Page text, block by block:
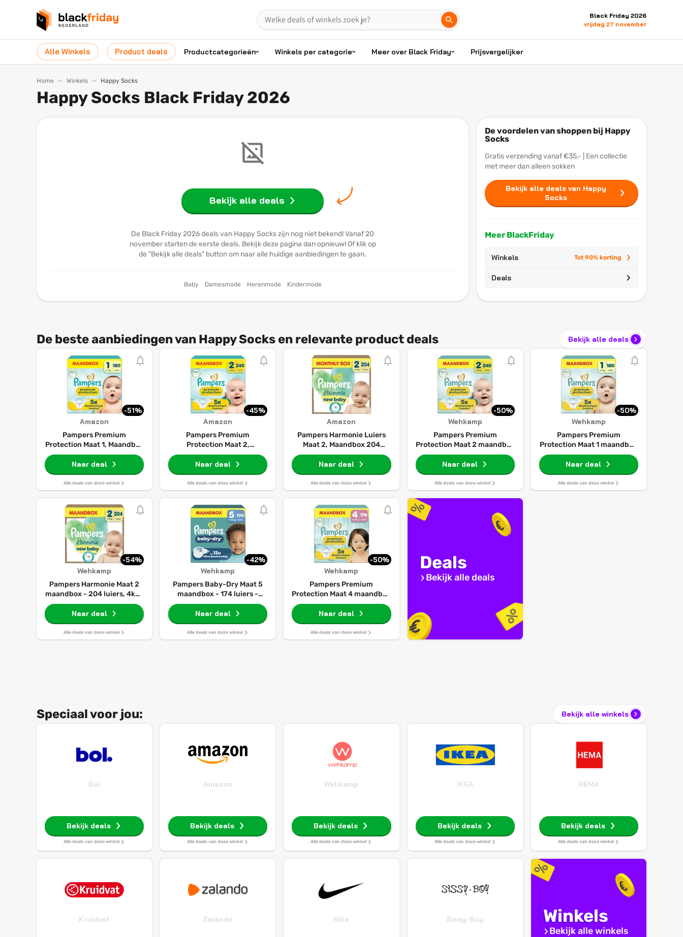
Black Friday 2026
vrijdag 27 november
Alle Winkels Product deals Productcategorieën Winkels per categorie Meer over Black Friday Prijsvergelijker
Home Winkels Happy Socks
Happy Socks Black Friday 2026
Bekijk alle deals
De Black Friday 2026 deals van Happy Socks zijn nog niet bekend! Vanaf 20
november starten de eerste deals. Bekijk deze pagina dan opnieuw! Of klik op
de "Bekijk alle deals" button om naar alle huidige aanbiedingen te gaan.
Baby Damesmode Herenmode Kindermode
De voordelen van shoppen bij Happy
Socks
Gratis verzending vanaf €35,- | Een collectie
met meer dan alleen sokken
Bekijk alle deals van Happy
Socks
Meer BlackFriday
Winkels Tot 90% korting
Deals
De beste aanbiedingen van Happy Socks en relevante product deals Bekijk alle deals
-51%
Amazon
Pampers Premium
Protection Maat 1, Maandbox
180 Luiers, 2-5kg
Naar deal
Alle deals van deze winkel
-45%
Amazon
Pampers Premium
Protection Maat 2,
Maandbox 240 Luiers, 4-8kg
Naar deal
Alle deals van deze winkel
Amazon
Pampers Harmonie Luiers
Maat 2, Maandbox 204
Luiers, 4-8kg
Naar deal
Alle deals van deze winkel
-50%
Wehkamp
Pampers Premium
Protection Maat 2 maandbox
- 240 luiers - 4kg - 8kg
Naar deal
Alle deals van deze winkel
-50%
Wehkamp
Pampers Premium
Protection Maat 1 maandbox
- 180 luiers - 2kg - 5kg
Naar deal
Alle deals van deze winkel
-54%
Wehkamp
Pampers Harmonie Maat 2
maandbox - 204 luiers, 4kg-
8kg
Naar deal
Alle deals van deze winkel
-42%
Wehkamp
Pampers Baby-Dry Maat 5
maandbox - 174 luiers -
11kg-16kg
Naar deal
Alle deals van deze winkel
-50%
Wehkamp
Pampers Premium
Protection Maat 4 maandbox
- 174 luiers - 9kg-14kg
Naar deal
Alle deals van deze winkel
Deals
Bekijk alle deals
Speciaal voor jou: Bekijk alle winkels
Bol
Bekijk deals
Alle deals van deze winkel
Amazon
Bekijk deals
Alle deals van deze winkel
Wehkamp
Bekijk deals
Alle deals van deze winkel
IKEA
Bekijk deals
Alle deals van deze winkel
HEMA
Bekijk deals
Alle deals van deze winkel
Kruidvat Zalando Nike Sissy-Boy Winkels
Bekijk alle winkels